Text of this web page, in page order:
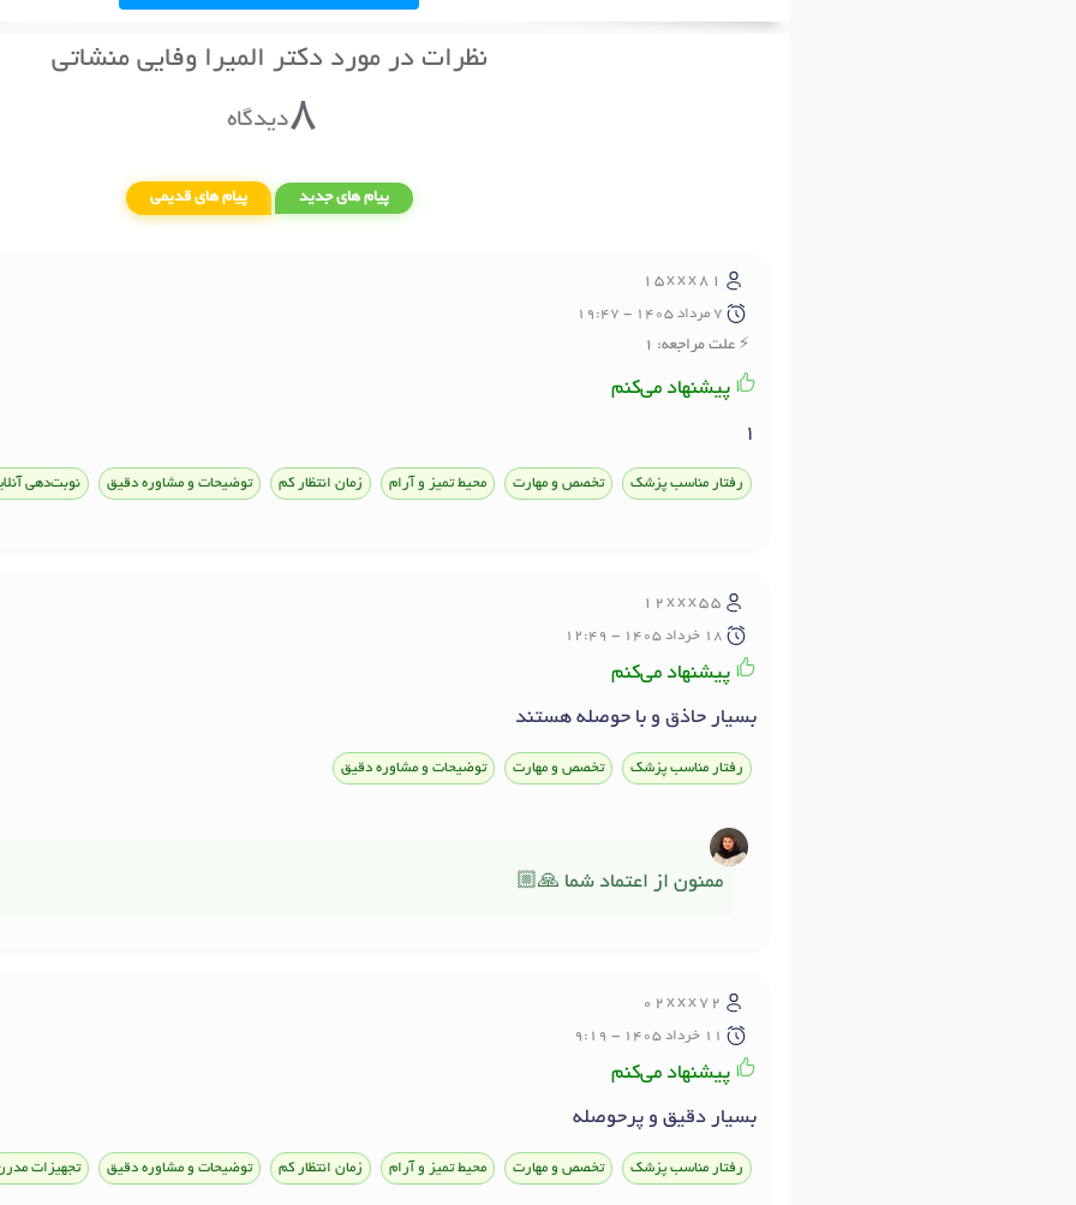
نظرات در مورد دکتر المیرا وفایی منشاتی
8دیدگاه
پیام های جدید پیام های قدیمی
15xxx81
7 مرداد 1405 - 19:47
علت مراجعه: 1
پیشنهاد می‌کنم
1
رفتار مناسب پزشک تخصص و مهارت محیط تمیز و آرام زمان انتظار کم توضیحات و مشاوره دقیق نوبت‌دهی
12xxx55
18 خرداد 1405 - 12:49
پیشنهاد می‌کنم
بسیار حاذق و با حوصله هستند
رفتار مناسب پزشک تخصص و مهارت توضیحات و مشاوره دقیق
ممنون از اعتماد شما 🙏🏼
02xxx72
11 خرداد 1405 - 9:19
پیشنهاد می‌کنم
بسیار دقیق و پرحوصله
رفتار مناسب پزشک تخصص و مهارت محیط تمیز و آرام زمان انتظار کم توضیحات و مشاوره دقیق تجهیزات